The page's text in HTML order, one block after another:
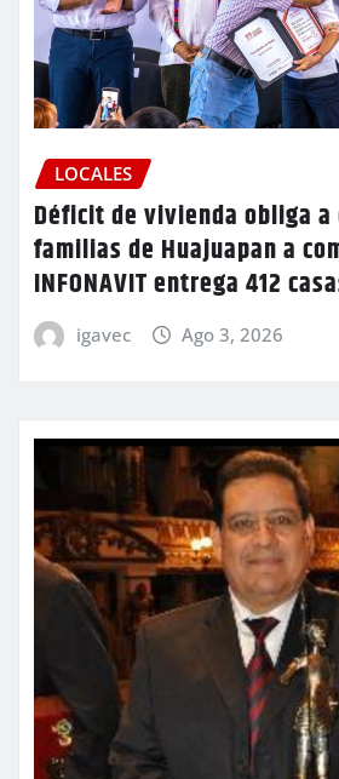
LOCALES
Déficit de vivienda obliga a
familias de Huajuapan a
INFONAVIT entrega 412
igavec Ago 3, 2026